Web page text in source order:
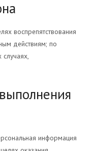
воспрепятствования
действиям; по
информация